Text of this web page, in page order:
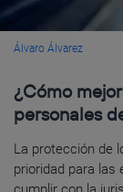
Álvaro Álvarez
¿Cómo
personales
La protección de
prioridad para las